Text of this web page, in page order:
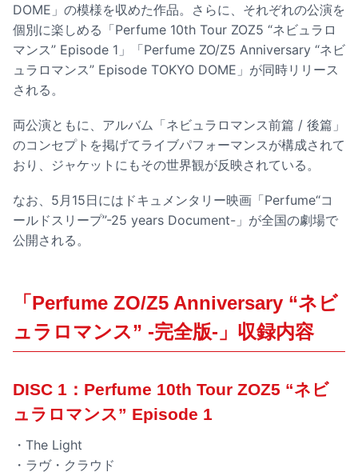
DOME」の模様を収めた作品。さらに、それぞれの公演を
個別に楽しめる「Perfume 10th Tour ZOZ5 “ネビュラロ
マンス” Episode 1」「Perfume ZO/Z5 Anniversary “ネビ
ュラロマンス” Episode TOKYO DOME」が同時リリース
される。
両公演ともに、アルバム「ネビュラロマンス前篇 / 後篇」
のコンセプトを掲げてライブパフォーマンスが構成されて
おり、ジャケットにもその世界観が反映されている。
なお、5月15日にはドキュメンタリー映画「Perfume“コ
ールドスリープ”-25 years Document-」が全国の劇場で
公開される。
「Perfume ZO/Z5 Anniversary “ネビ
ュラロマンス” -完全版-」収録内容
DISC 1：Perfume 10th Tour ZOZ5 “ネビ
ュラロマンス” Episode 1
・The Light
・ラヴ・クラウド